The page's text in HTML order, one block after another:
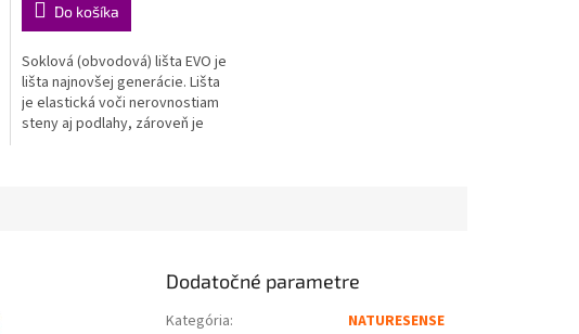
hviezdičiek.
Do košíka
Soklová (obvodová) lišta EVO je
lišta najnovšej generácie. Lišta
je elastická voči nerovnostiam
steny aj podlahy, zároveň je
Dodatočné parametre
Kategória:
NATURESENSE